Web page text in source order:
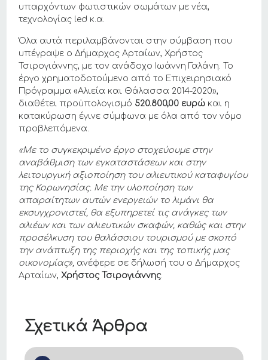
Σχετικά Άρθρα
υπαρχόντων φωτιστικών σωμάτων με νέα,
τεχνολογίας led κ.α.
Όλα αυτά περιλαμβάνονται στην σύμβαση που
υπέγραψε ο Δήμαρχος Αρταίων, Χρήστος
Τσιρογιάννης, με τον ανάδοχο Ιωάννη Γαλάνη. Το
έργο χρηματοδοτούμενο από το Επιχειρησιακό
Πρόγραμμα «Αλιεία και Θάλασσα 2014-2020»,
διαθέτει προϋπολογισμό 520.800,00 ευρώ και η
κατακύρωση έγινε σύμφωνα με όλα από τον νόμο
προβλεπόμενα.
«Με το συγκεκριμένο έργο στοχεύουμε στην
αναβάθμιση των εγκαταστάσεων και στην
λειτουργική αξιοποίηση του αλιευτικού καταφυγίου
της Κορωνησίας. Με την υλοποίηση των
απαραίτητων αυτών ενεργειών το λιμάνι θα
εκσυγχρονιστεί, θα εξυπηρετεί τις ανάγκες των
αλιέων και των αλιευτικών σκαφών, καθώς και στην
προσέλκυση του θαλάσσιου τουρισμού με σκοπό
την ανάπτυξη της περιοχής και της τοπικής μας
οικονομίας», ανέφερε σε δήλωσή του ο Δήμαρχος
Αρταίων,Χρήστος Τσιρογιάννης.